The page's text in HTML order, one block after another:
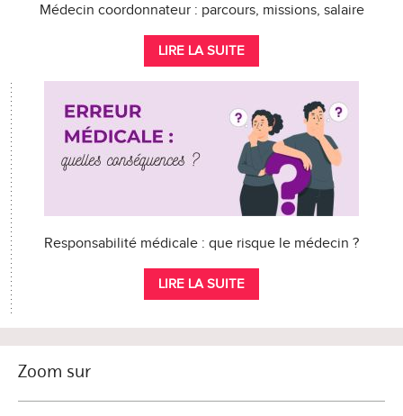
Médecin coordonnateur : parcours, missions, salaire
LIRE LA SUITE
Responsabilité médicale : que risque le médecin ?
LIRE LA SUITE
Zoom sur